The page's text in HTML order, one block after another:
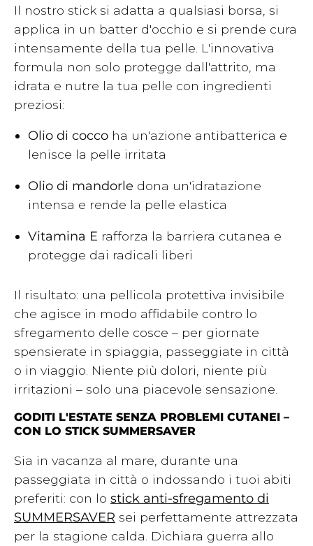
Il nostro stick si adatta a qualsiasi borsa, si
applica in un batter d'occhio e si prende cura
intensamente della tua pelle. L'innovativa
formula non solo protegge dall'attrito, ma
idrata e nutre la tua pelle con ingredienti
preziosi:
Olio di cocco ha un'azione antibatterica e
lenisce la pelle irritata
Olio di mandorle dona un'idratazione
intensa e rende la pelle elastica
Vitamina E rafforza la barriera cutanea e
protegge dai radicali liberi
Il risultato: una pellicola protettiva invisibile
che agisce in modo affidabile contro lo
sfregamento delle cosce – per giornate
spensierate in spiaggia, passeggiate in città
o in viaggio. Niente più dolori, niente più
irritazioni – solo una piacevole sensazione.
GODITI L'ESTATE SENZA PROBLEMI CUTANEI –
CON LO STICK SUMMERSAVER
Sia in vacanza al mare, durante una
passeggiata in città o indossando i tuoi abiti
preferiti: con lo stick anti-sfregamento di
SUMMERSAVER sei perfettamente attrezzata
per la stagione calda. Dichiara guerra allo